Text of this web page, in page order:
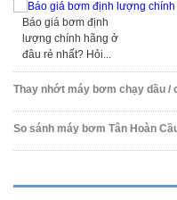
Báo giá bơm định
lượng chính hãng ở
đâu rẻ nhất? Hỏi...
Thay nhớt máy bơm chạy dầu /
So sánh máy bơm Tân Hoàn